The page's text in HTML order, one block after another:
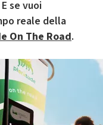
se vuoi
reale della
On The Road.